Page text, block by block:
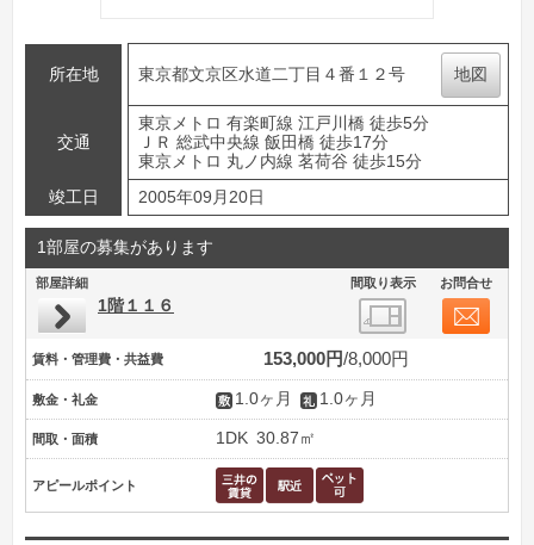
所在地 東京都文京区水道二丁目４番１２号 地図
交通
東京メトロ 有楽町線 江戸川橋 徒歩5分
ＪＲ 総武中央線 飯田橋 徒歩17分
東京メトロ 丸ノ内線 茗荷谷 徒歩15分
竣工日
2005年09月20日
1部屋の募集があります
部屋詳細 間取り表示 お問合せ
1階１１６
賃料・管理費・共益費 153,000円 8,000円
敷金・礼金 1.0ヶ月 1.0ヶ月
間取・面積 1DK 30.87㎡
アピールポイント